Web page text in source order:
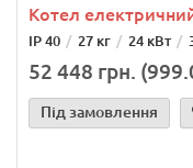
Котел
IP 40 27 кг 24 кВт
52 448 грн.
Під замовлення